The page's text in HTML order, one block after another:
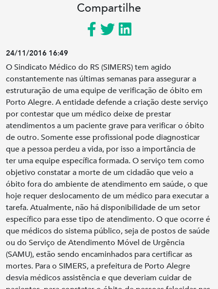
Compartilhe
24/11/2016 16:49
O Sindicato Médico do RS (SIMERS) tem agido
constantemente nas últimas semanas para assegurar a
estruturação de uma equipe de verificação de óbito em
Porto Alegre. A entidade defende a criação deste serviço
por contestar que um médico deixe de prestar
atendimentos a um paciente grave para verificar o óbito
de outro. Somente esse profissional pode diagnosticar
que a pessoa perdeu a vida, por isso a importância de
ter uma equipe específica formada. O serviço tem como
objetivo constatar a morte de um cidadão que veio a
óbito fora do ambiente de atendimento em saúde, o que
hoje requer deslocamento de um médico para executar a
tarefa. Atualmente, não há disponibilidade de um setor
específico para esse tipo de atendimento. O que ocorre é
que médicos do sistema público, seja de postos de saúde
ou do Serviço de Atendimento Móvel de Urgência
(SAMU), estão sendo encaminhados para certificar as
mortes. Para o SIMERS, a prefeitura de Porto Alegre
desvia médicos assistência e que deveriam cuidar de